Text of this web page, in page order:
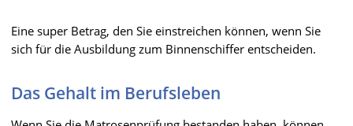
Eine super Betrag, den Sie einstreichen können, wenn Sie
sich für die Ausbildung zum Binnenschiffer entscheiden.
Das Gehalt im Berufsleben